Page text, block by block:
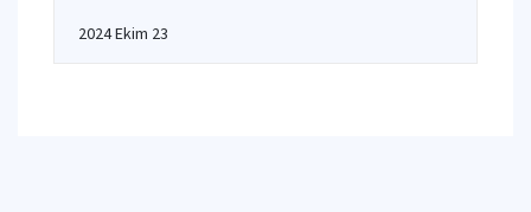
2024 Ekim 23